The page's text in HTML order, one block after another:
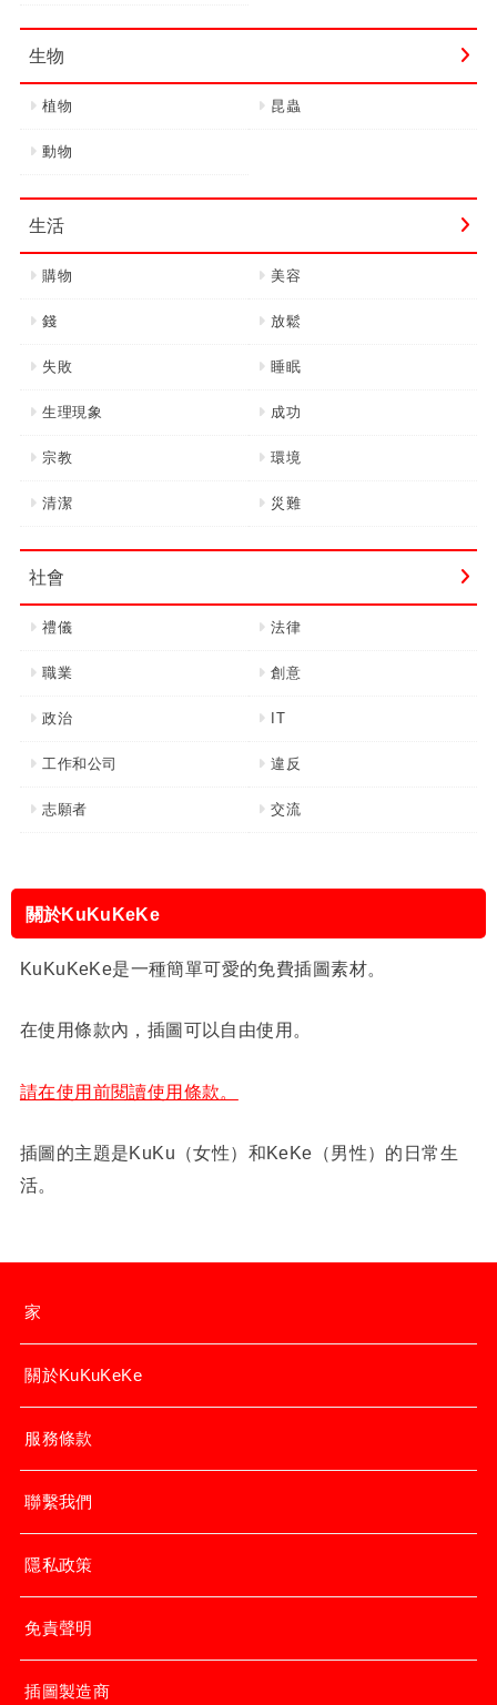
生物
植物 昆蟲
動物
生活
購物 美容
錢 放鬆
失敗 睡眠
生理現象 成功
宗教 環境
清潔 災難
社會
禮儀 法律
職業 創意
政治 IT
工作和公司 違反
志願者 交流
關於KuKuKeKe
KuKuKeKe是一種簡單可愛的免費插圖素材。
在使用條款內，插圖可以自由使用。
請在使用前閱讀使用條款。
插圖的主題是KuKu（女性）和KeKe（男性）的日常生
活。
家
關於KuKuKeKe
服務條款
聯繫我們
隱私政策
免責聲明
插圖製造商